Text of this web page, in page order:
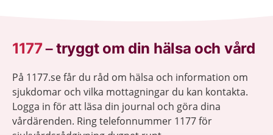
1177–tryggt om din hälsa och vård
På 1177.se får du råd om hälsa och information om
sjukdomar och vilka mottagningar du kan kontakta.
Logga in för att läsa din journal och göra dina
vårdärenden. Ring telefonnummer 1177 för